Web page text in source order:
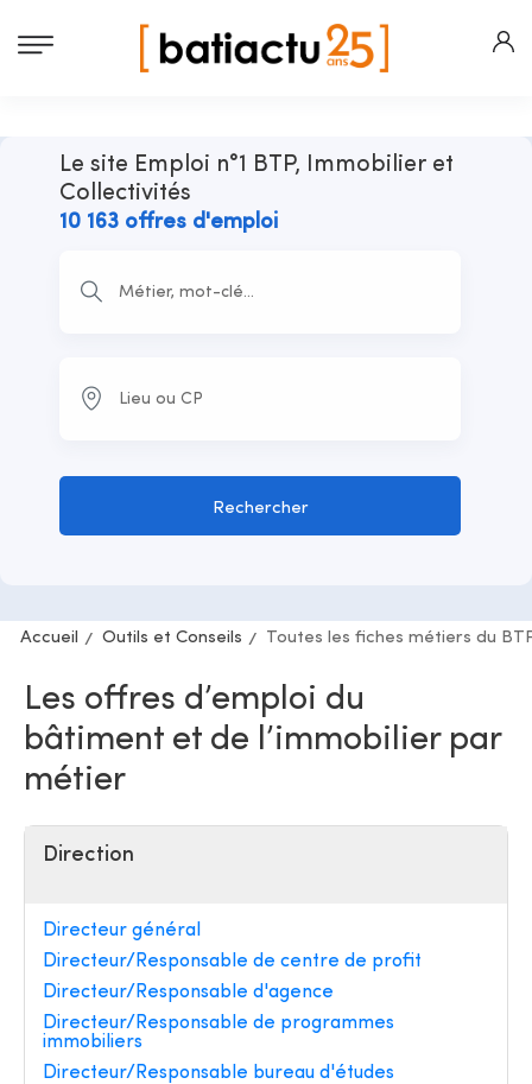
Le site Emploi n°1 BTP, Immobilier et
Collectivités
10 163 offres d'emploi
Rechercher
Accueil Outils et Conseils Toutes les fiches métiers du
Les offres d’emploi du
bâtiment et de l’immobilier par
métier
Direction
Directeur général
Directeur/Responsable de centre de profit
Directeur/Responsable d'agence
Directeur/Responsable de programmes
immobiliers
Directeur/Responsable bureau d'études